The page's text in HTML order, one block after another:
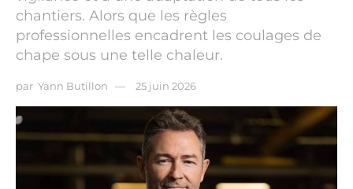
chantiers. Alors que les règles
professionnelles encadrent les coulages de
chape sous une telle chaleur.
par Yann Butillon 25 juin 2026